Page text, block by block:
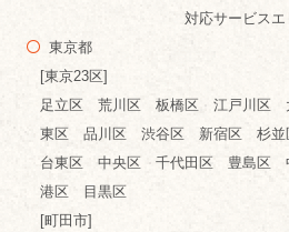
対応サービスエ
東京都
[東京23区]
足立区 荒川区 板橋区 江戸川
東区 品川区 渋谷区 新宿区 杉並
台東区 中央区 千代田区 豊島区
港区 目黒区
[町田市]